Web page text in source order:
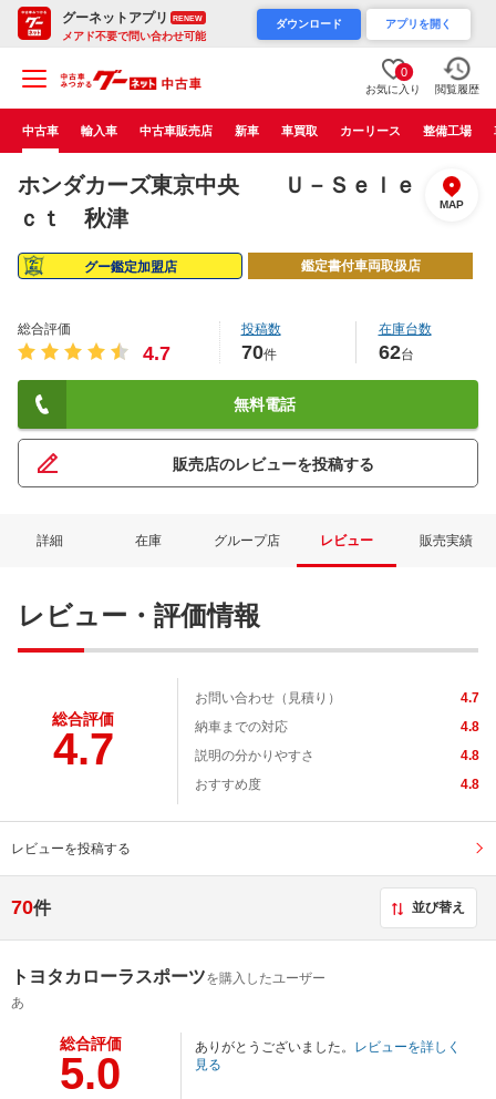
グーネットアプリ RENEW
メアド不要で問い合わせ可能
ダウンロード アプリを開く
0
お気に入り 閲覧履歴
中古車 輸入車 中古車販売店 新車 車買取 カーリース 整備工場
ホンダカーズ東京中央 Ｕ－Ｓｅｌｅ
ｃｔ 秋津
MAP
グー鑑定加盟店 鑑定書付車両取扱店
総合評価
4.7
投稿数
70件
在庫台数
62台
無料電話
販売店のレビューを投稿する
詳細 在庫 グループ店 レビュー 販売実績
レビュー・評価情報
総合評価
4.7
お問い合わせ（見積り）
4.7
納車までの対応
4.8
説明の分かりやすさ
4.8
おすすめ度
4.8
レビューを投稿する
70件 並び替え
トヨタカローラスポーツを購入したユーザー
あ
総合評価
5.0
ありがとうございました。 レビューを詳しく
見る